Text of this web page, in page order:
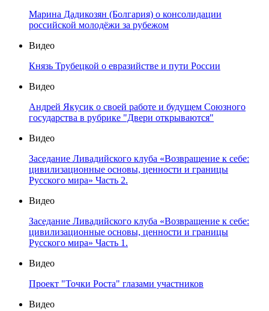
Марина Дадикозян (Болгария) о консолидации
российской молодёжи за рубежом
Видео
Князь Трубецкой о евразийстве и пути России
Видео
Андрей Якусик о своей работе и будущем Союзного
государства в рубрике "Двери открываются"
Видео
Заседание Ливадийского клуба «Возвращение к себе:
цивилизационные основы, ценности и границы
Русского мира» Часть 2.
Видео
Заседание Ливадийского клуба «Возвращение к себе:
цивилизационные основы, ценности и границы
Русского мира» Часть 1.
Видео
Проект "Точки Роста" глазами участников
Видео